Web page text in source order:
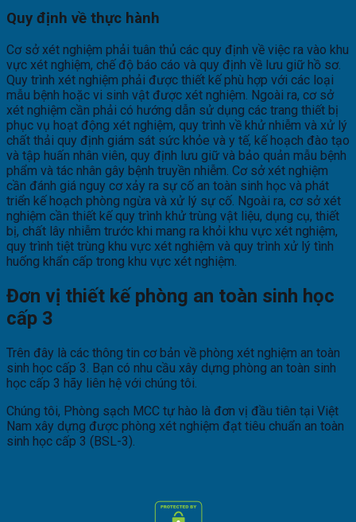
Quy định về thực hành
Cơ sở xét nghiệm phải tuân thủ các quy định về việc ra vào khu
vực xét nghiệm, chế độ báo cáo và quy định về lưu giữ hồ sơ.
Quy trình xét nghiệm phải được thiết kế phù hợp với các loại
mẫu bệnh hoặc vi sinh vật được xét nghiệm. Ngoài ra, cơ sở
xét nghiệm cần phải có hướng dẫn sử dụng các trang thiết bị
phục vụ hoạt động xét nghiệm, quy trình về khử nhiễm và xử lý
chất thải quy định giám sát sức khỏe và y tế, kế hoạch đào tạo
và tập huấn nhân viên, quy định lưu giữ và bảo quản mẫu bệnh
phẩm và tác nhân gây bệnh truyền nhiễm. Cơ sở xét nghiệm
cần đánh giá nguy cơ xảy ra sự cố an toàn sinh học và phát
triển kế hoạch phòng ngừa và xử lý sự cố. Ngoài ra, cơ sở xét
nghiệm cần thiết kế quy trình khử trùng vật liệu, dụng cụ, thiết
bị, chất lây nhiễm trước khi mang ra khỏi khu vực xét nghiệm,
quy trình tiệt trùng khu vực xét nghiệm và quy trình xử lý tình
huống khẩn cấp trong khu vực xét nghiệm.
Đơn vị thiết kế phòng an toàn sinh học
cấp 3
Trên đây là các thông tin cơ bản về phòng xét nghiệm an toàn
sinh học cấp 3. Bạn có nhu cầu xây dựng phòng an toàn sinh
học cấp 3 hãy liên hệ với chúng tôi.
Chúng tôi, Phòng sạch MCC tự hào là đơn vị đầu tiên tại Việt
Nam xây dựng được phòng xét nghiệm đạt tiêu chuẩn an toàn
sinh học cấp 3 (BSL-3).